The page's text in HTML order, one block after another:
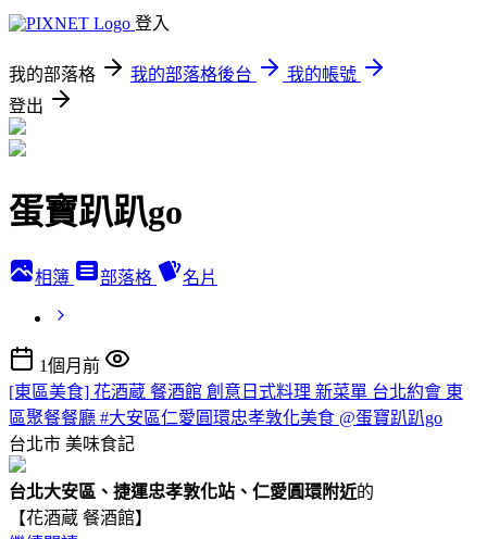
登入
我的部落格 我的部落格後台
我的帳號
登出
蛋寶趴趴go
相簿 部落格 名片
1個月前
[東區美食] 花酒蔵 餐酒館 創意日式料理 新菜單 台北約會 東
區聚餐餐廳 #大安區仁愛圓環忠孝敦化美食 @蛋寶趴趴go
台北市 美味食記
台北大安區、捷運忠孝敦化站、仁愛圓環附近的
【花酒蔵 餐酒館】